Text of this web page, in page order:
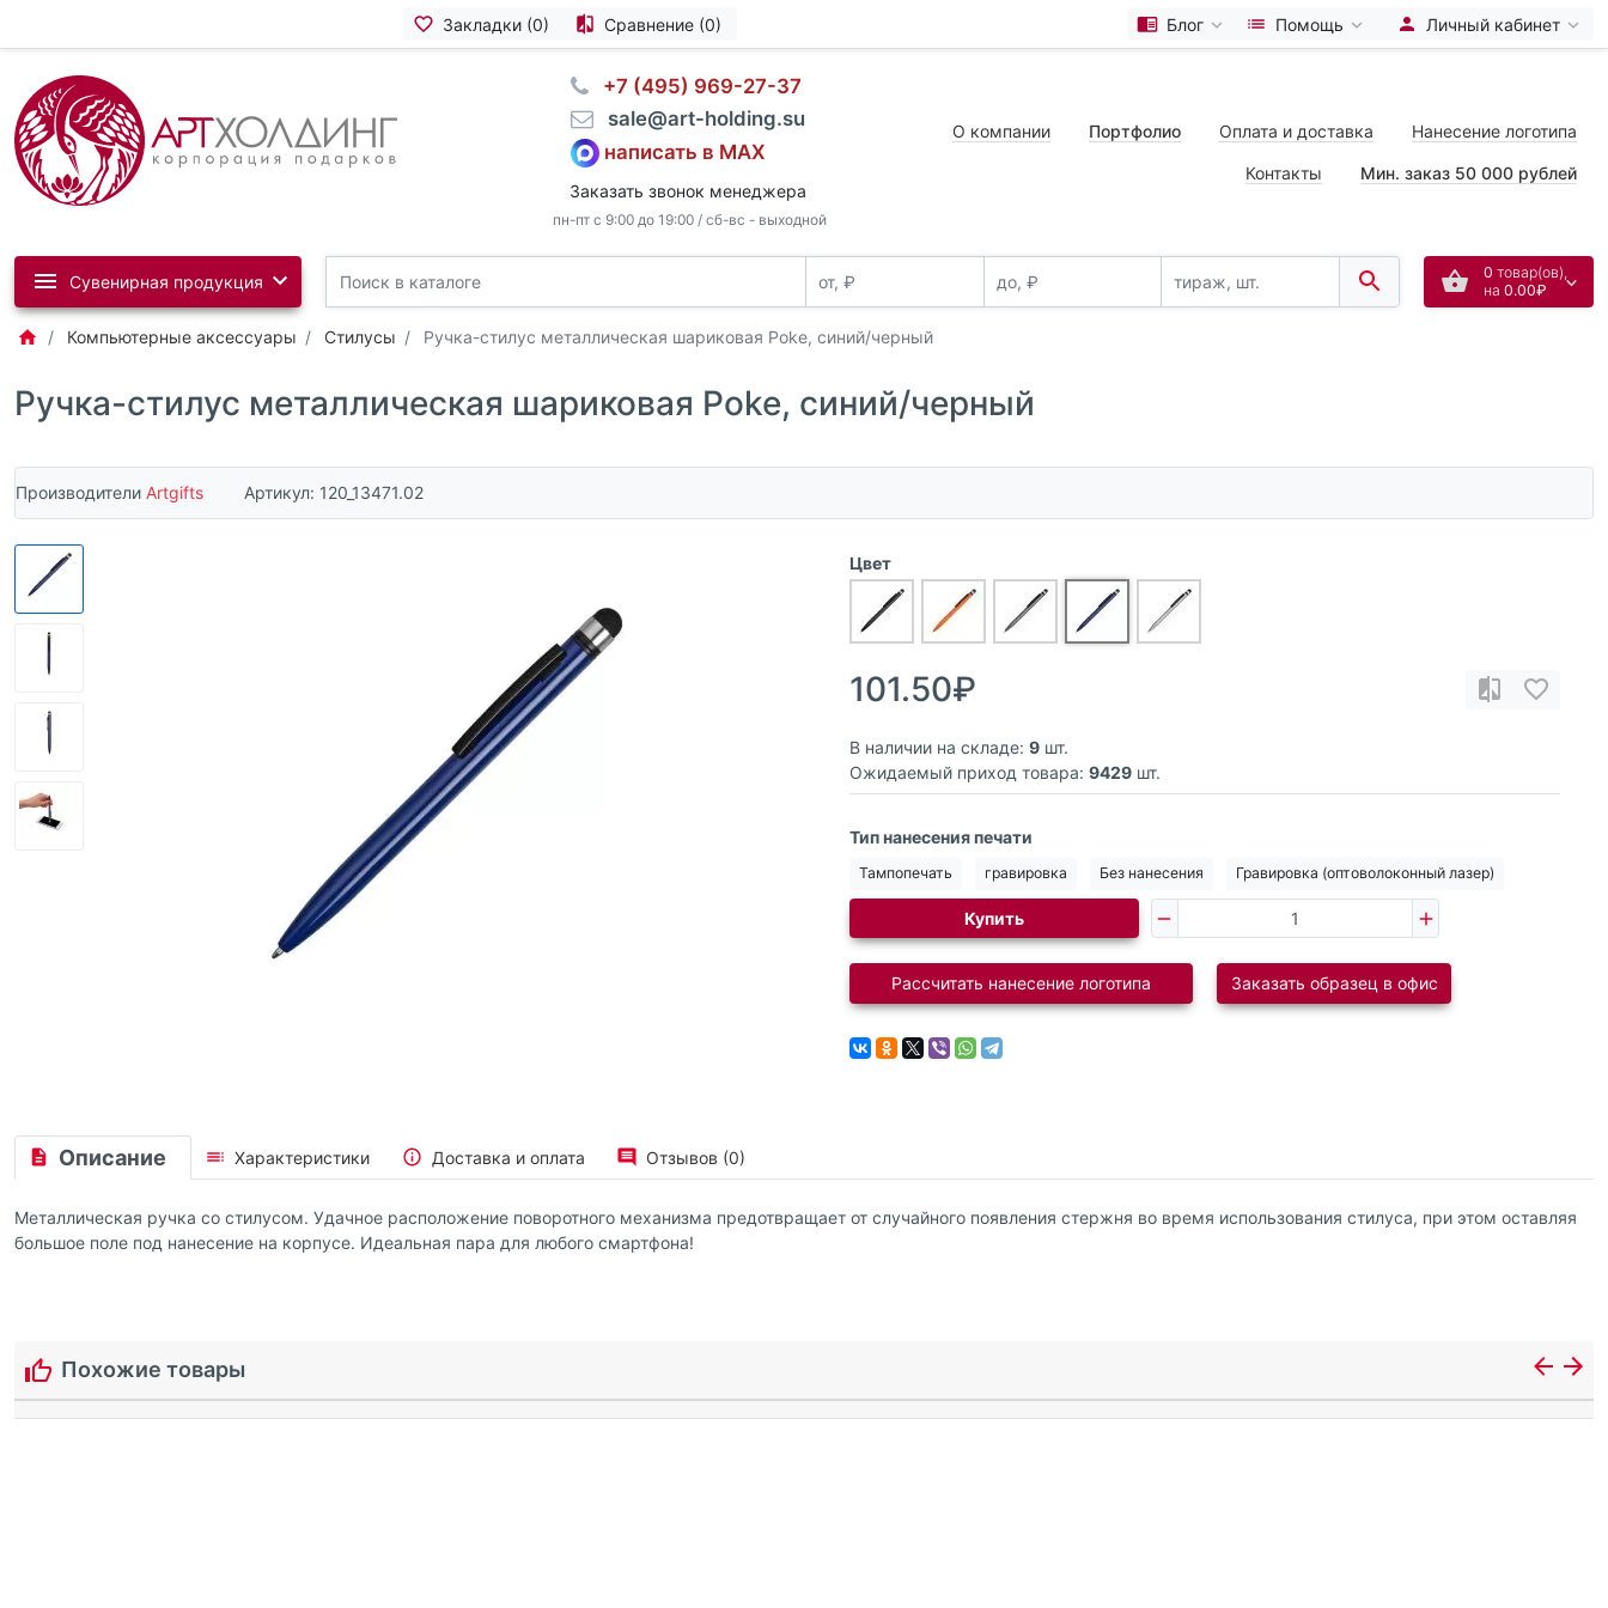
Закладки (0) Сравнение (0) Блог Помощь Личный кабинет
⠀+7 (495) 969-27-37
⠀sale@art-holding.su
написать в MAX
Заказать звонок менеджера
пн-пт с 9:00 до 19:00 / сб-вс - выходной
О компании Портфолио Оплата и доставка Нанесение логотипа
Контакты Мин. заказ 50 000 рублей
0 товар(ов),
на 0.00₽
Сувенирная продукция
Компьютерные аксессуары Стилусы Ручка-стилус металлическая шариковая Poke, синий/черный
Ручка-стилус металлическая шариковая Poke, синий/черный
Производители Artgifts Артикул: 120_13471.02
Цвет
101.50₽
В наличии на складе: 9 шт.
Ожидаемый приход товара: 9429 шт.
Тип нанесения печати
Тампопечать гравировка Без нанесения Гравировка (оптоволоконный лазер)
Купить
Рассчитать нанесение логотипа Заказать образец в офис
Описание Характеристики Доставка и оплата Отзывов (0)
Металлическая ручка со стилусом. Удачное расположение поворотного механизма предотвращает от случайного появления стержня во время использования стилуса, при этом оставляя
большое поле под нанесение на корпусе. Идеальная пара для любого смартфона!
Похожие товары